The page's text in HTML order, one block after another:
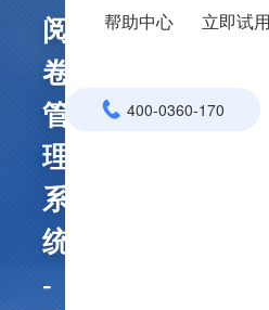
帮助中心 立即试用
400-0360-170
阅
卷
管
理
系
统
-